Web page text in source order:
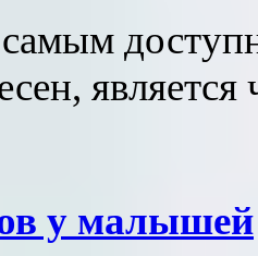
является
у малышей